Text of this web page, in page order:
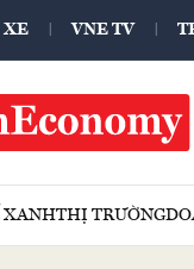
XE VNE TV
XANHTHỊ TRƯỜNG